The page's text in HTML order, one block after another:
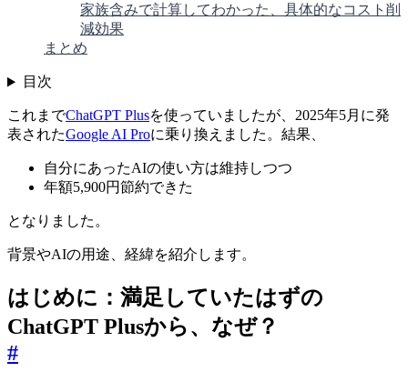
家族含みで計算してわかった、具体的なコスト削
減効果
まとめ
目次
これまでChatGPT Plusを使っていましたが、2025年5月に発
表されたGoogle AI Proに乗り換えました。結果、
自分にあったAIの使い方は維持しつつ
年額5,900円節約できた
となりました。
背景やAIの用途、経緯を紹介します。
はじめに：満足していたはずの
ChatGPT Plusから、なぜ？
#